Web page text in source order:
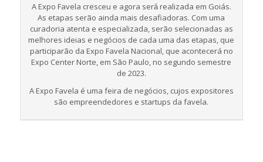
A Expo Favela cresceu e agora será́ realizada em Goiás.
As etapas serão ainda mais desafiadoras. Com uma
curadoria atenta e especializada, serão selecionadas as
melhores ideias e negócios de cada uma das etapas, que
participarão da Expo Favela Nacional, que acontecerá no
Expo Center Norte, em São Paulo, no segundo semestre
de 2023.
A Expo Favela é uma feira de negócios, cujos expositores
são empreendedores e startups da favela.